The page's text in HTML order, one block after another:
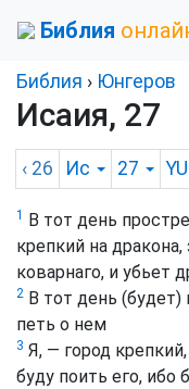
Библия
Библия › Юнгеров
Исаия, 27
‹ 26 Ис 27
1
В тот день
крепкий на
коварнаго, и убьет
2 В тот день
петь о нем
3 Я, — город
буду поить его, ибо